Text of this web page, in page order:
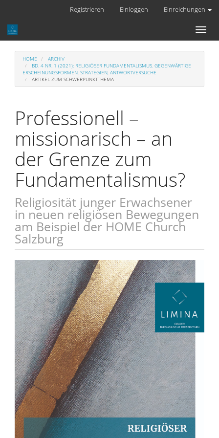
Registrieren Einloggen Einreichungen
Toggle
HOME
ARCHIV
BD. 4 NR. 1 (2021): RELIGIÖSER FUNDAMENTALISMUS. GEGENWÄRTIGE
ERSCHEINUNGSFORMEN, STRATEGIEN, ANTWORTVERSUCHE
ARTIKEL ZUM SCHWERPUNKTTHEMA
Professionell –
missionarisch – an
der Grenze zum
Fundamentalismus?
Religiosität junger Erwachsener
in neuen religiösen Bewegungen
am Beispiel der HOME Church
Salzburg
Artikel-
Sidebar